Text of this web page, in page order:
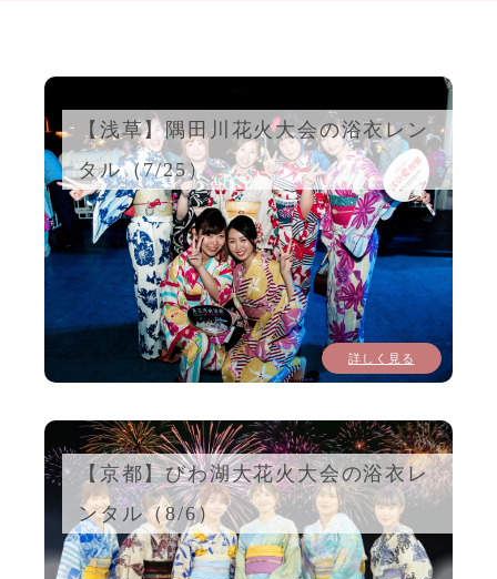
【浅草】隅田川花火大会の浴衣レン
タル（7/25）
詳しく見る
【京都】びわ湖大花火大会の浴衣レ
ンタル（8/6）